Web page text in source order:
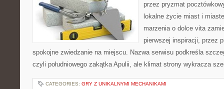
przez pryzmat
lokalne życie miast i
marzenia o dolce vita
pierwszej inspiracji, przez
spokojne zwiedzanie na miejscu. Nazwa serwisu podkreśla
czyli południowego zakątka Apulii, ale klimat strony wykracza
CATEGORIES: GRY Z UNIKALNYMI MECHANIKAMI